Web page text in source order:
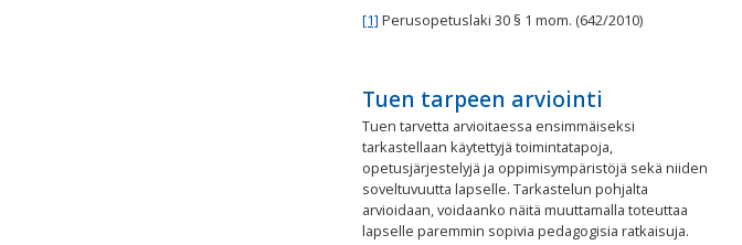
[1] Perusopetuslaki 30 § 1 mom. (642/2010)
Tuen tarpeen arviointi
Tuen tarvetta arvioitaessa ensimmäiseksi
tarkastellaan käytettyjä toimintatapoja,
opetusjärjestelyjä ja oppimisympäristöjä sekä niiden
soveltuvuutta lapselle. Tarkastelun pohjalta
arvioidaan, voidaanko näitä muuttamalla toteuttaa
lapselle paremmin sopivia pedagogisia ratkaisuja.